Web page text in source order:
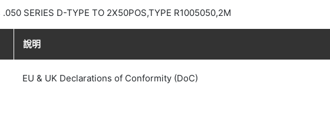
.050 SERIES D-TYPE TO 2X50POS,TYPE R1005050,2M
說明
EU & UK Declarations of Conformity (DoC)